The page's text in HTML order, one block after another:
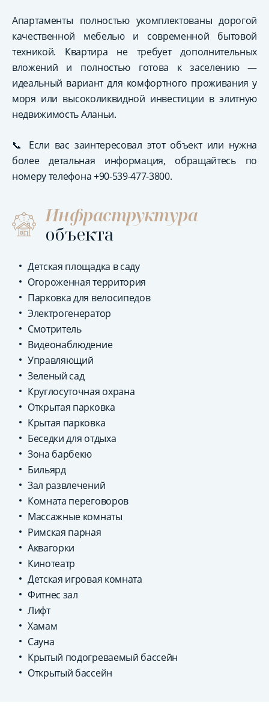
Апартаменты полностью укомплектованы дорогой
качественной мебелью и современной бытовой
техникой. Квартира не требует дополнительных
вложений и полностью готова к заселению —
идеальный вариант для комфортного проживания у
моря или высоколиквидной инвестиции в элитную
недвижимость Аланьи.
📞 Если вас заинтересовал этот объект или нужна
более детальная информация, обращайтесь по
номеру телефона +90-539-477-3800.
Инфраструктура
объекта
Детская площадка в саду
Огороженная территория
Парковка для велосипедов
Электрогенератор
Смотритель
Видеонаблюдение
Управляющий
Зеленый сад
Круглосуточная охрана
Открытая парковка
Крытая парковка
Беседки для отдыха
Зона барбекю
Бильярд
Зал развлечений
Комната переговоров
Массажные комнаты
Римская парная
Аквагорки
Кинотеатр
Детская игровая комната
Фитнес зал
Лифт
Хамам
Сауна
Крытый подогреваемый бассейн
Открытый бассейн